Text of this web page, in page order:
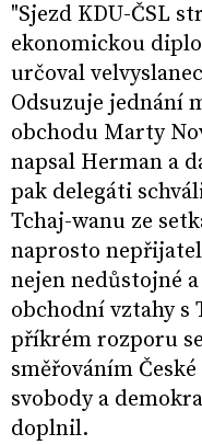
"Sjezd KDU-ČSL
ekonomickou
určoval
Odsuzuje jednání
obchodu Marty
napsal Herman a
pak delegáti
Tchaj-wanu ze
naprosto
nejen nedůstojné
obchodní vztahy s
příkrém rozporu
směřováním
svobody a
doplnil.